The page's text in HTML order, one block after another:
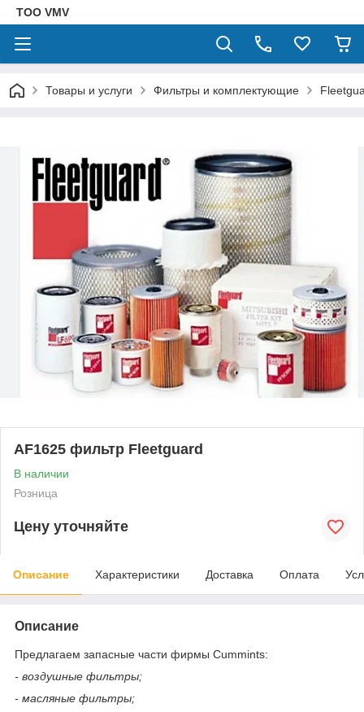
ТОО VMV
Товары и услуги Фильтры и комплектующие
AF1625 фильтр Fleetguard
В наличии
Розница
Цену уточняйте
Описание Характеристики Доставка Оплата
Описание
Предлагаем запасные части фирмы Cummints:
- воздушные фильтры;
- масляные фильтры;